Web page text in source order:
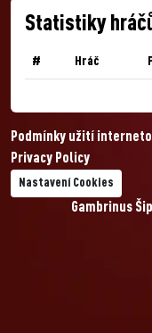
Statistiky
# Hráč
Podmínky užití
Privacy Policy
Nastavení Cookies
Gambrinus